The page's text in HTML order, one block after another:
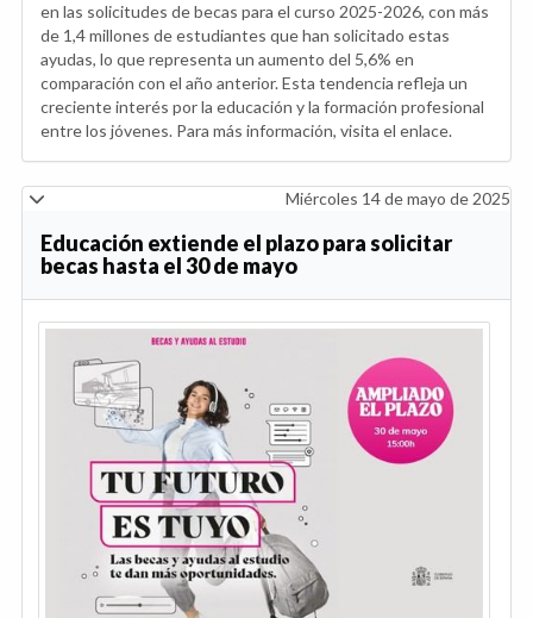
en las solicitudes de becas para el curso 2025-2026, con más
de 1,4 millones de estudiantes que han solicitado estas
ayudas, lo que representa un aumento del 5,6% en
comparación con el año anterior. Esta tendencia refleja un
creciente interés por la educación y la formación profesional
entre los jóvenes. Para más información, visita el enlace.
Miércoles 14 de mayo de 2025
Educación extiende el plazo para solicitar
becas hasta el 30 de mayo